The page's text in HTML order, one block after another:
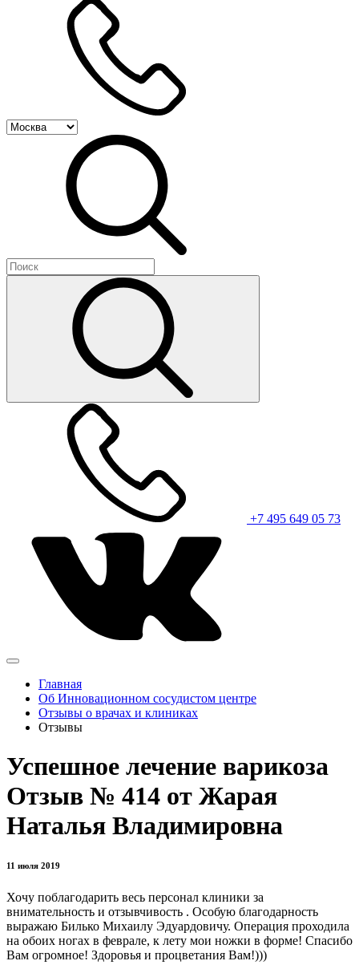
+7 495 649 05 73
Главная
Об Инновационном сосудистом центре
Отзывы о врачах и клиниках
Отзывы
Успешное лечение варикоза
Отзыв № 414 от Жарая
Наталья Владимировна
11 июля 2019
Хочу поблагодарить весь персонал клиники за
внимательность и отзывчивость . Особую благодарность
выражаю Билько Михаилу Эдуардовичу. Операция проходила
на обоих ногах в феврале, к лету мои ножки в форме! Спасибо
Вам огромное! Здоровья и процветания Вам!)))